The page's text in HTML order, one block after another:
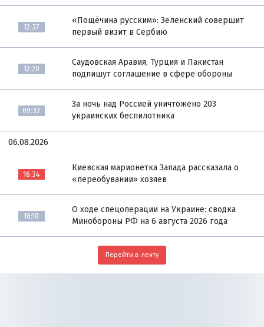
12:37
«Пощёчина русским»: Зеленский совершит
первый визит в Сербию
12:20
Саудовская Аравия, Турция и Пакистан
подпишут соглашение в сфере обороны
09:32
За ночь над Россией уничтожено 203
украинских беспилотника
06.08.2026
16:34
Киевская марионетка Запада рассказала о
«переобувании» хозяев
16:10
О ходе спецоперации на Украине: сводка
Минобороны РФ на 6 августа 2026 года
Перейти в ленту